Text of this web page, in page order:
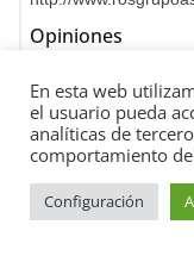
Opiniones
Después de una
este grupo, el Sr.
nuestros
comunicación, el Sr.
En esta web
el usuario pueda
analíticas de
comportamiento
Configuración